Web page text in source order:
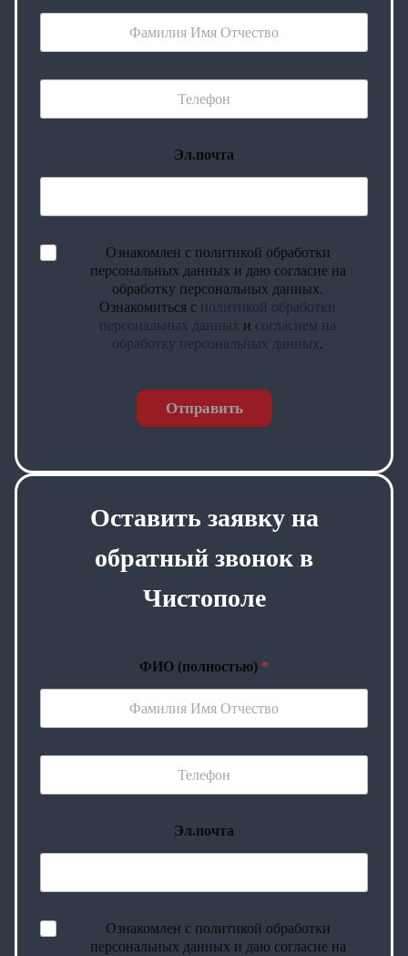
Эл.почта
Ознакомлен с политикой обработки
персональных данных и даю согласие на
обработку персональных данных.
Ознакомиться с политикой обработки
персональных данных и согласием на
обработку персональных данных.
Отправить
Оставить заявку на
обратный звонок в
Чистополе
ФИО (полностью) *
Эл.почта
Ознакомлен с политикой обработки
персональных данных и даю согласие на